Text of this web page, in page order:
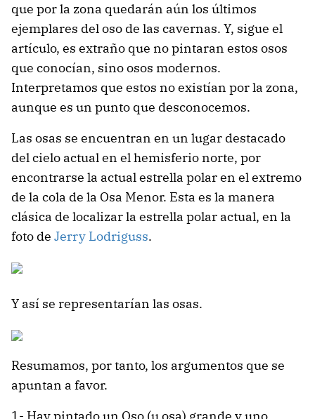
que por la zona quedarán aún los últimos
ejemplares del oso de las cavernas. Y, sigue el
artículo, es extraño que no pintaran estos osos
que conocían, sino osos modernos.
Interpretamos que estos no existían por la zona,
aunque es un punto que desconocemos.
Las osas se encuentran en un lugar destacado
del cielo actual en el hemisferio norte, por
encontrarse la actual estrella polar en el extremo
de la cola de la Osa Menor. Esta es la manera
clásica de localizar la estrella polar actual, en la
foto de Jerry Lodriguss.
Y así se representarían las osas.
Resumamos, por tanto, los argumentos que se
apuntan a favor.